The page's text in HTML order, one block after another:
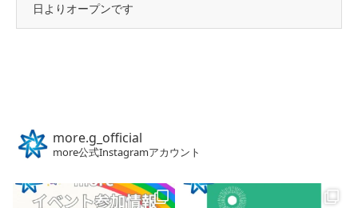
日よりオープンです
more.g_official
more公式Instagramアカウント